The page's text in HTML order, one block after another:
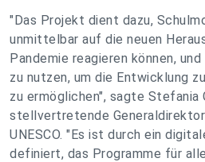
"Das Projekt dient dazu,
unmittelbar auf die neuen
Pandemie reagieren können,
zu nutzen, um die Entwicklung
zu ermöglichen", sagte Stefania
stellvertretende
UNESCO. "Es ist durch ein
definiert, das Programme für